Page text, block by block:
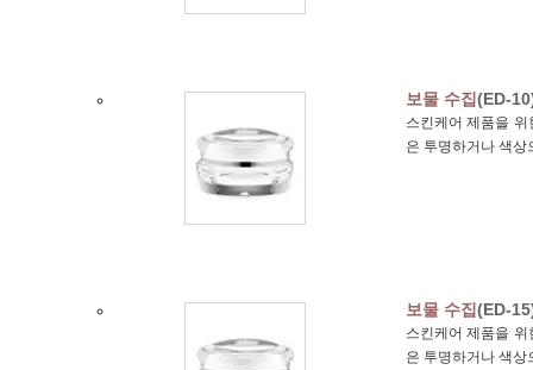
보물 수집(ED-
스킨케어 제품을
은 투명하거나 색상
보물 수집(ED-
스킨케어 제품을
은 투명하거나 색상